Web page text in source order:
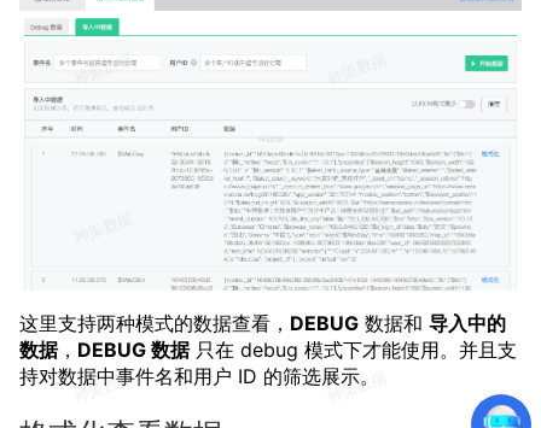
这里支持两种模式的数据查看， DEBUG 数据和 导入中的
数据， DEBUG 数据只在 debug 模式下才能使用。并且支
持对数据中事件名和用户 ID 的筛选展示。